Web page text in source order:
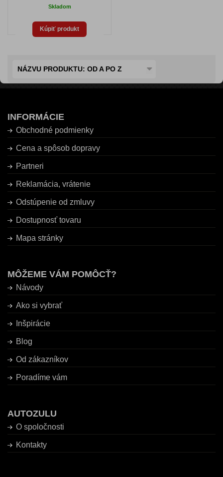
Skladom
Kúpiť produkt
NÁZVU PRODUKTU: OD A PO Z
INFORMÁCIE
Obchodné podmienky
Cena a spôsob dopravy
Partneri
Reklamácia, vrátenie
Odstúpenie od zmluvy
Dostupnosť tovaru
Mapa stránky
MÔŽEME VÁM POMÔCŤ?
Návody
Ako si vybrať
Inšpirácie
Blog
Od zákazníkov
Poradíme vám
AUTOZULU
O spoločnosti
Kontakty